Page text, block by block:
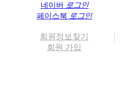
네이버 로그인
페이스북 로그인
회원정보찾기
회원 가입